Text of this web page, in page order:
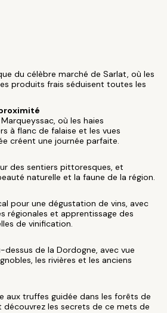
du célèbre marché de Sarlat, où les
produits frais séduisent toutes les
où les haies
à flanc de falaise et les vues
créent une journée parfaite.
des sentiers pittoresques, et
naturelle et la faune de la région.
pour une dégustation de vins, avec
régionales et apprentissage des
de vinification.
de la Dordogne, avec vue
les rivières et les anciens
aux truffes guidée dans les forêts de
découvrez les secrets de ce mets de